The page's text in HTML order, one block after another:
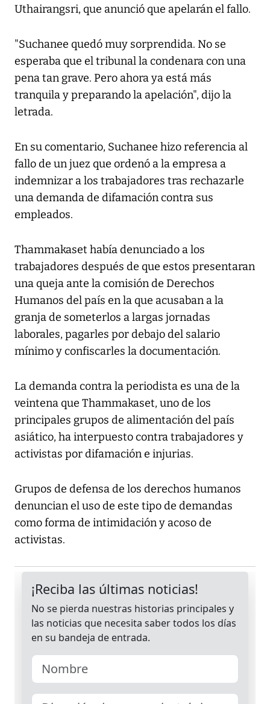
Uthairangsri, que anunció que apelarán el fallo.
"Suchanee quedó muy sorprendida. No se
esperaba que el tribunal la condenara con una
pena tan grave. Pero ahora ya está más
tranquila y preparando la apelación", dijo la
letrada.
En su comentario, Suchanee hizo referencia al
fallo de un juez que ordenó a la empresa a
indemnizar a los trabajadores tras rechazarle
una demanda de difamación contra sus
empleados.
Thammakaset había denunciado a los
trabajadores después de que estos presentaran
una queja ante la comisión de Derechos
Humanos del país en la que acusaban a la
granja de someterlos a largas jornadas
laborales, pagarles por debajo del salario
mínimo y confiscarles la documentación.
La demanda contra la periodista es una de la
veintena que Thammakaset, uno de los
principales grupos de alimentación del país
asiático, ha interpuesto contra trabajadores y
activistas por difamación e injurias.
Grupos de defensa de los derechos humanos
denuncian el uso de este tipo de demandas
como forma de intimidación y acoso de
activistas.